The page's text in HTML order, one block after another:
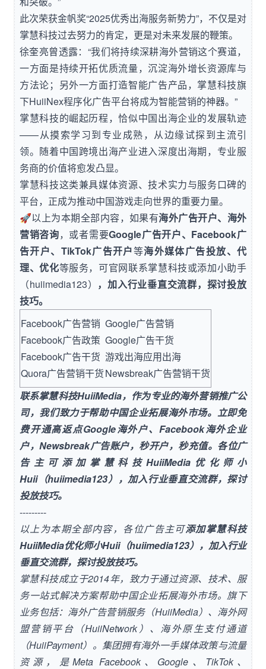
此次荣获金帆奖“2025优秀出海服务新势力”，不仅是对
掌慧科技过去努力的肯定，更是对未来发展的鞭策。
徐奎亮曾透露：“我们将持续深耕海外营销这个赛道，
一方面是持续开拓优质流量，沉淀海外增长资源库与
方法论；另外一方面打造智能广告产品，掌慧科技旗
下HuiiNex程序化广告平台将成为智能营销的神器。”
掌慧科技的崛起历程，恰似中国出海企业的发展轨迹
——从摸索学习到专业成熟，从边缘试探到主流引
领。随着中国跨境出海产业进入深度出海期，专业服
务商的价值将愈发凸显。
掌慧科技这类兼具媒体资源、技术实力与服务口碑的
平台，正成为推动中国游戏走向世界的重要力量。
🚀以上为本期全部内容，如果有海外广告开户、海外
营销咨询，或者需要Google广告开户、Facebook广
告开户、TikTok广告开户等海外媒体广告投放、代
理、优化等服务，可官网联系掌慧科技或添加小助手
（huiimedia123） ，加入行业垂直交流群，探讨投放
技巧。
Facebook广告营销
Facebook广告政策
Facebook广告干货
Quora广告营销干货
Google广告营销
Google广告干货
游戏出海应用出海
Newsbreak广告营销干货
联系掌慧科技HuiiMedia，作为专业的海外营销推广公
司，我们致力于帮助中国企业拓展海外市场。立即免
费开通高返点Google海外户、 Facebook海外企业
户， Newsbreak广告账户，秒开户，秒充值。各位广
告主可添加掌慧科技HuiiMedia优化师小
Huii（huiimedia123），加入行业垂直交流群，探讨
投放技巧。
---------
以上为本期全部内容，各位广告主可添加掌慧科技
HuiiMedia优化师小Huii（huiimedia123），加入行业
垂直交流群，探讨投放技巧。
掌慧科技成立于2014年，致力于通过资源、技术、服
务一站式解决方案帮助中国企业拓展海外市场。旗下
业务包括：海外广告营销服务（HuiiMedia）、海外网
盟营销平台（HuiiNetwork）、海外原生支付通道
（HuiiPayment）。集团拥有海外一手媒体政策与流量
资源，是 Meta Facebook、 Google 、 TikTok、